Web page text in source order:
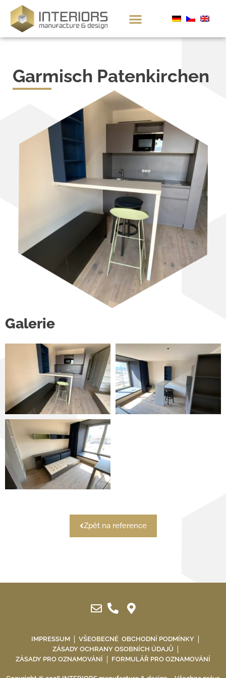
Garmisch Patenkirchen
Galerie
Zpět na reference
IMPRESSUM
VŠEOBECNÉ OBCHODNÍ PODMÍNKY
ZÁSADY OCHRANY OSOBNÍCH ÚDAJŮ
ZÁSADY PRO OZNAMOVÁNÍ
FORMULÁŘ PRO OZNAMOVÁNÍ